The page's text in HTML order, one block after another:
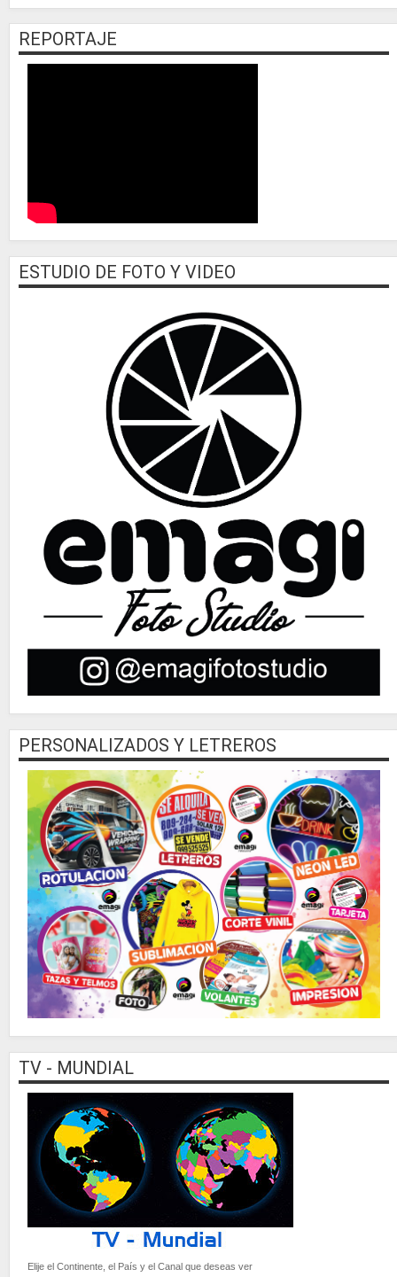
REPORTAJE
ESTUDIO DE FOTO Y VIDEO
PERSONALIZADOS Y LETREROS
TV - MUNDIAL
Elije el Continente, el País y el Canal que deseas ver